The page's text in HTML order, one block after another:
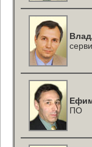
ПО